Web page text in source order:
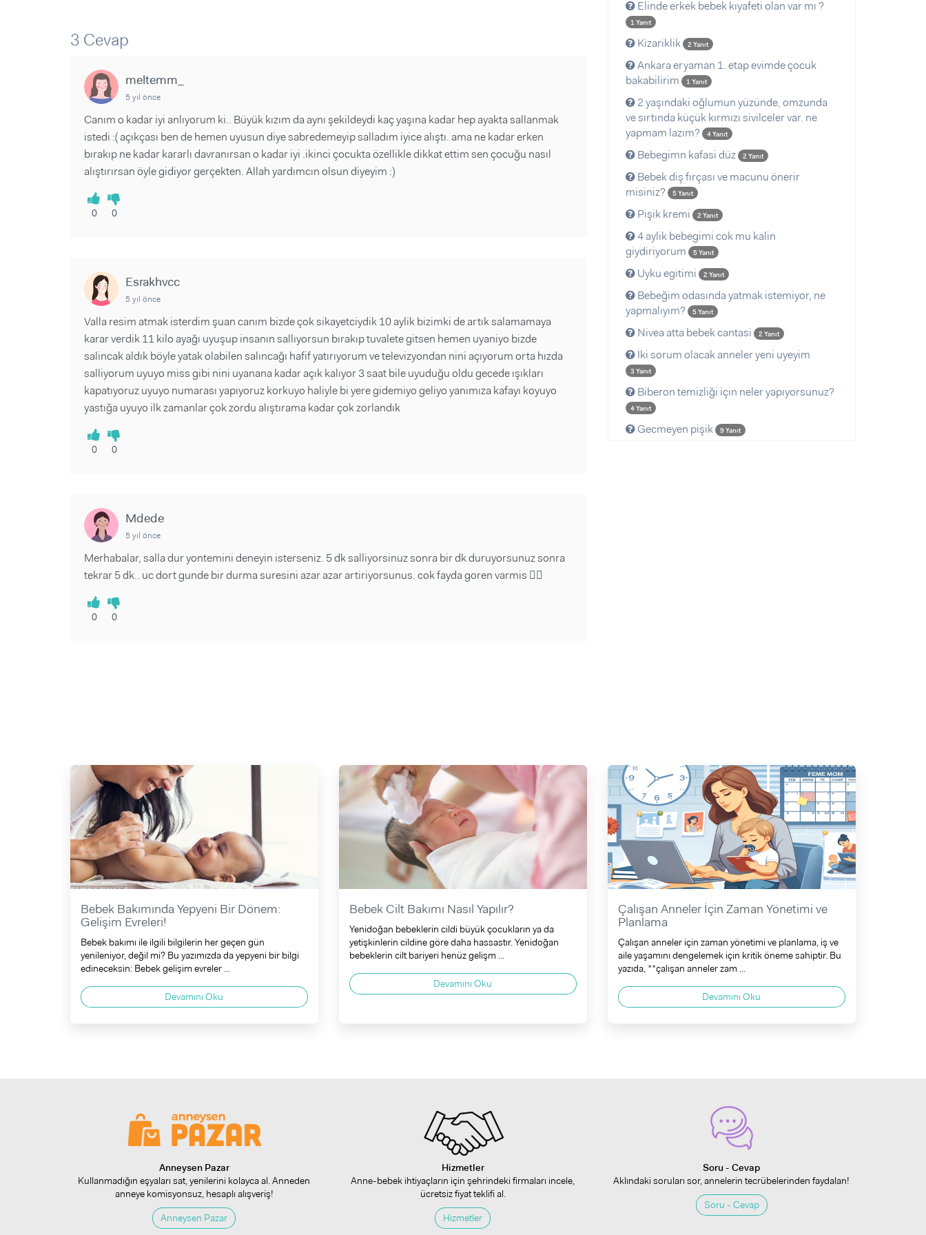
Videolar
3 Cevap
meltemm_
5 yıl önce
Canım o kadar iyi anlıyorum ki.. Büyük kızım da aynı şekildeydi kaç yaşına kadar hep ayakta sallanmak
istedi :( açıkçası ben de hemen uyusun diye sabredemeyip salladım iyice alıştı. ama ne kadar erken
bırakıp ne kadar kararlı davranırsan o kadar iyi .ikinci çocukta özellikle dikkat ettim sen çocuğu nasıl
alıştırırsan öyle gidiyor gerçekten. Allah yardımcın olsun diyeyim :)
0 0
Esrakhvcc
5 yıl önce
Valla resim atmak isterdim şuan canım bizde çok sikayetciydik 10 aylik bizimki de artık salamamaya
karar verdik 11 kilo ayağı uyuşup insanın sallıyorsun bırakıp tuvalete gitsen hemen uyaniyo bizde
salincak aldık böyle yatak olabilen salıncağı hafif yatırıyorum ve televizyondan nini açıyorum orta hızda
salliyorum uyuyo miss gibi nini uyanana kadar açık kalıyor 3 saat bile uyuduğu oldu gecede ışıkları
kapatıyoruz uyuyo numarası yapıyoruz korkuyo haliyle bi yere gidemiyo geliyo yanımıza kafayı koyuyo
yastığa uyuyo ilk zamanlar çok zordu alıştırama kadar çok zorlandık
0 0
Mdede
5 yıl önce
Merhabalar, salla dur yontemini deneyin isterseniz. 5 dk salliyorsinuz sonra bir dk duruyorsunuz sonra
tekrar 5 dk.. uc dort gunde bir durma suresini azar azar artiriyorsunus. cok fayda goren varmis ✌🏻
0 0
Elinde erkek bebek kıyafeti olan var mı ?
1 Yanıt
Kizariklik 2 Yanıt
Ankara eryaman 1. etap evimde çocuk
bakabilirim
1 Yanıt
2 yaşındaki oğlumun yüzünde, omzunda
ve sırtında küçük kırmızı sivilceler var. ne
yapmam lazım?
4 Yanıt
Bebegimn kafasi düz 2 Yanıt
Bebek diş fırçası ve macunu önerir
misiniz?
5 Yanıt
Pişik kremi 2 Yanıt
4 aylik bebegimi cok mu kalin
giydiriyorum
5 Yanıt
Uyku egitimi 2 Yanıt
Bebeğim odasında yatmak istemiyor, ne
yapmalıyım?
5 Yanıt
Nivea atta bebek cantasi 2 Yanıt
İki sorum olacak anneler yeni uyeyim
3 Yanıt
Biberon temizliği için neler yapıyorsunuz?
4 Yanıt
Gecmeyen pişik 9 Yanıt
Bebek Bakımında Yepyeni Bir Dönem:
Gelişim Evreleri!
Bebek bakımı ile ilgili bilgilerin her geçen gün
yenileniyor, değil mi? Bu yazımızda da yepyeni bir bilgi
edineceksin: Bebek gelişim evreler ...
Devamını Oku
Bebek Cilt Bakımı Nasıl Yapılır?
Yenidoğan bebeklerin cildi büyük çocukların ya da
yetişkinlerin cildine göre daha hassastır. Yenidoğan
bebeklerin cilt bariyeri henüz gelişm ...
Devamını Oku
Çalışan Anneler İçin Zaman Yönetimi ve
Planlama
Çalışan anneler için zaman yönetimi ve planlama, iş ve
aile yaşamını dengelemek için kritik öneme sahiptir. Bu
yazıda, **çalışan anneler zam ...
Devamını Oku
Anneysen Pazar
Kullanmadığın eşyaları sat, yenilerini kolayca al. Anneden
anneye komisyonsuz, hesaplı alışveriş!
Anneysen Pazar
Hizmetler
Anne-bebek ihtiyaçların için şehrindeki firmaları incele,
ücretsiz fiyat teklifi al.
Hizmetler
Soru - Cevap
Aklındaki soruları sor, annelerin tecrübelerinden faydalan!
Soru - Cevap